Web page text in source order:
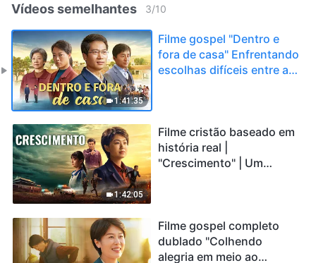
Vídeos semelhantes 3/10
1:41:35
Filme gospel "Dentro e
fora de casa" Enfrentando
escolhas difíceis entre a
1:42:05
Filme cristão baseado em
história real |
"Crescimento" | Um
Filme gospel completo
dublado "Colhendo
alegria em meio ao